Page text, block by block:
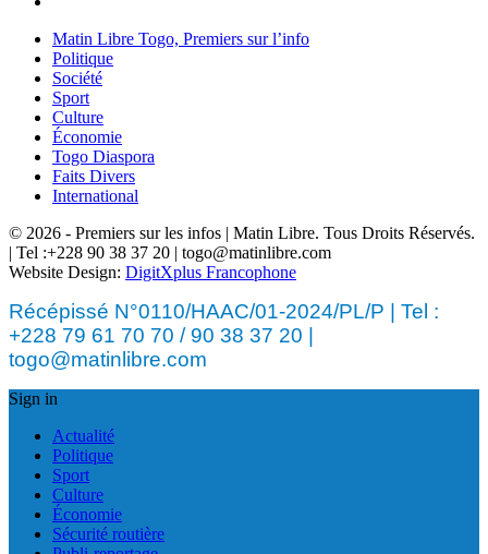
Matin Libre Togo, Premiers sur l’info
Politique
Société
Sport
Culture
Économie
Togo Diaspora
Faits Divers
International
© 2026 - Premiers sur les infos | Matin Libre. Tous Droits Réservés.
| Tel :+228 90 38 37 20 | togo@matinlibre.com
Website Design: DigitXplus Francophone
Récépissé N°0110/HAAC/01-2024/PL/P | Tel :
+228 79 61 70 70 / 90 38 37 20 |
togo@matinlibre.com
Sign in
Actualité
Politique
Sport
Culture
Économie
Sécurité routière